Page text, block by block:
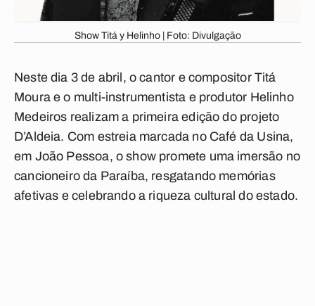
Show Titá y Helinho | Foto: Divulgação
Neste dia 3 de abril, o cantor e compositor Titá
Moura e o multi-instrumentista e produtor Helinho
Medeiros realizam a primeira edição do projeto
D’Aldeia. Com estreia marcada no Café da Usina,
em João Pessoa, o show promete uma imersão no
cancioneiro da Paraíba, resgatando memórias
afetivas e celebrando a riqueza cultural do estado.